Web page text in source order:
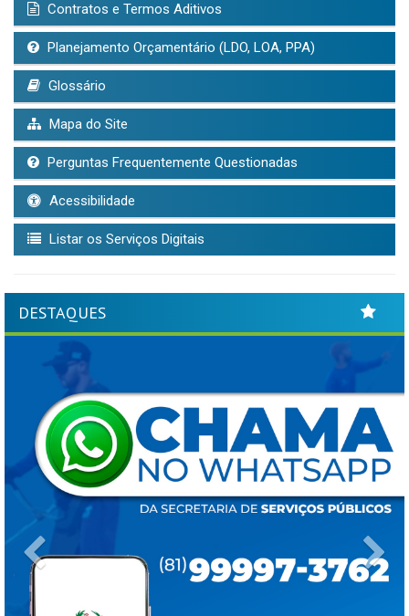
Contratos e Termos Aditivos
Planejamento Orçamentário (LDO, LOA, PPA)
Glossário
Mapa do Site
Perguntas Frequentemente Questionadas
Acessibilidade
Listar os Serviços Digitais
DESTAQUES